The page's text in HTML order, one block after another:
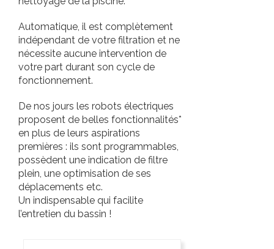
Automatique, il est complètement
indépendant de votre filtration et ne
nécessite aucune intervention de
votre part durant son cycle de
fonctionnement.
De nos jours les robots électriques
proposent de belles fonctionnalités*
en plus de leurs aspirations
premières : ils sont programmables,
possèdent une indication de filtre
plein, une optimisation de ses
déplacements etc.
Un indispensable qui facilite
l’entretien du bassin !